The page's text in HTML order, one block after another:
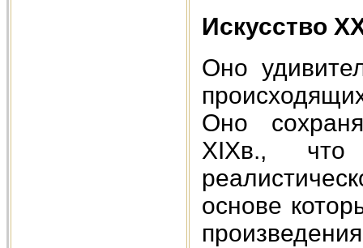
Искусство
Оно
Оно
XIXв., что
основе